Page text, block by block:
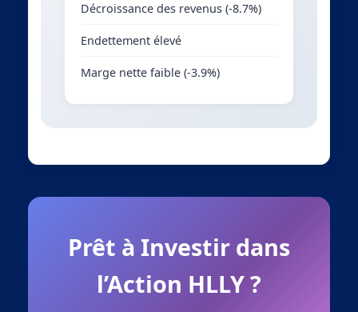
Décroissance des revenus (-8.7%)
Endettement élevé
Marge nette faible (-3.9%)
Prêt à Investir dans
l’Action HLLY ?